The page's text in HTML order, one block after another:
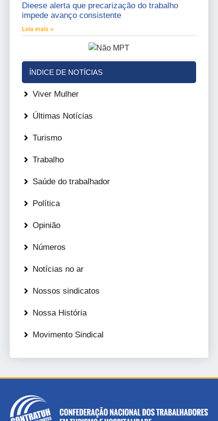
Dieese alerta que precarização do trabalho
impede avanço consistente
Leia mais »
ÍNDICE DE NOTÍCIAS
Viver Mulher
Últimas Notícias
Turismo
Trabalho
Saúde do trabalhador
Política
Opinião
Números
Notícias no ar
Nossos sindicatos
Nossa História
Movimento Sindical